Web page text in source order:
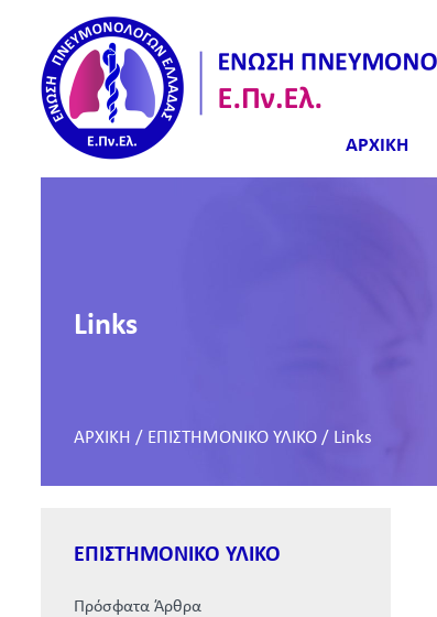
ΑΡΧΙΚΗ
Links
ΑΡΧΙΚΗ / ΕΠΙΣΤΗΜΟΝΙΚΟ ΥΛΙΚΟ / Links
ΕΠΙΣΤΗΜΟΝΙΚΟ ΥΛΙΚΟ
Πρόσφατα Άρθρα